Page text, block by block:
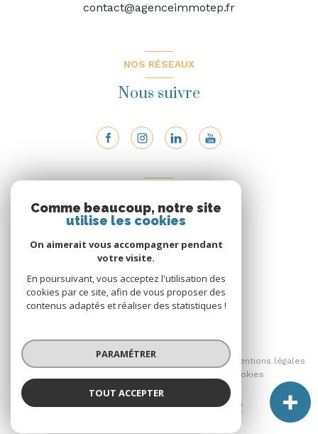
contact@agenceimmotep.fr
NOS RÉSEAUX
Nous suivre
Nous adhérons
© 2026 | Tous droits réservés
Mentions légales
Cookies
Comme beaucoup, notre site
utilise les cookies
On aimerait vous accompagner pendant
votre visite.
En poursuivant, vous acceptez l'utilisation des
cookies par ce site, afin de vous proposer des
contenus adaptés et réaliser des statistiques !
PARAMÉTRER
TOUT ACCEPTER